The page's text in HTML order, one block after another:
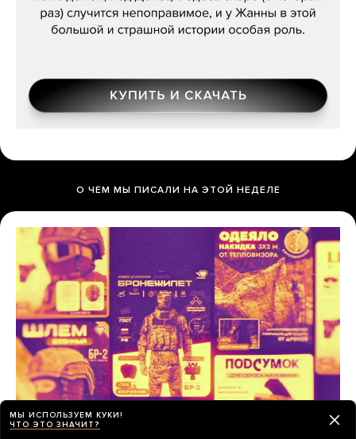
О ЧЕМ МЫ ПИСАЛИ НА ЭТОЙ НЕДЕЛЕ
МЫ ИСПОЛЬЗУЕМ КУКИ!
ЧТО ЭТО ЗНАЧИТ?